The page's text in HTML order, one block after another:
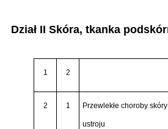
Dział II Skóra, tkanka
1 2
2 1 Przewlekłe choroby
ustroju